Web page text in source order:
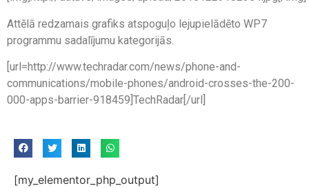
Attēlā redzamais grafiks atspoguļo lejupielādēto WP7
programmu sadalījumu kategorijās.
[url=http://www.techradar.com/news/phone-and-
communications/mobile-phones/android-crosses-the-200-
000-apps-barrier-918459]TechRadar[/url]
[my_elementor_php_output]